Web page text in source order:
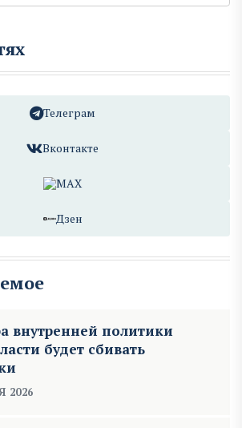
Телеграм
Вконтакте
MAX
Дзен
внутренней политики
будет сбивать
2026